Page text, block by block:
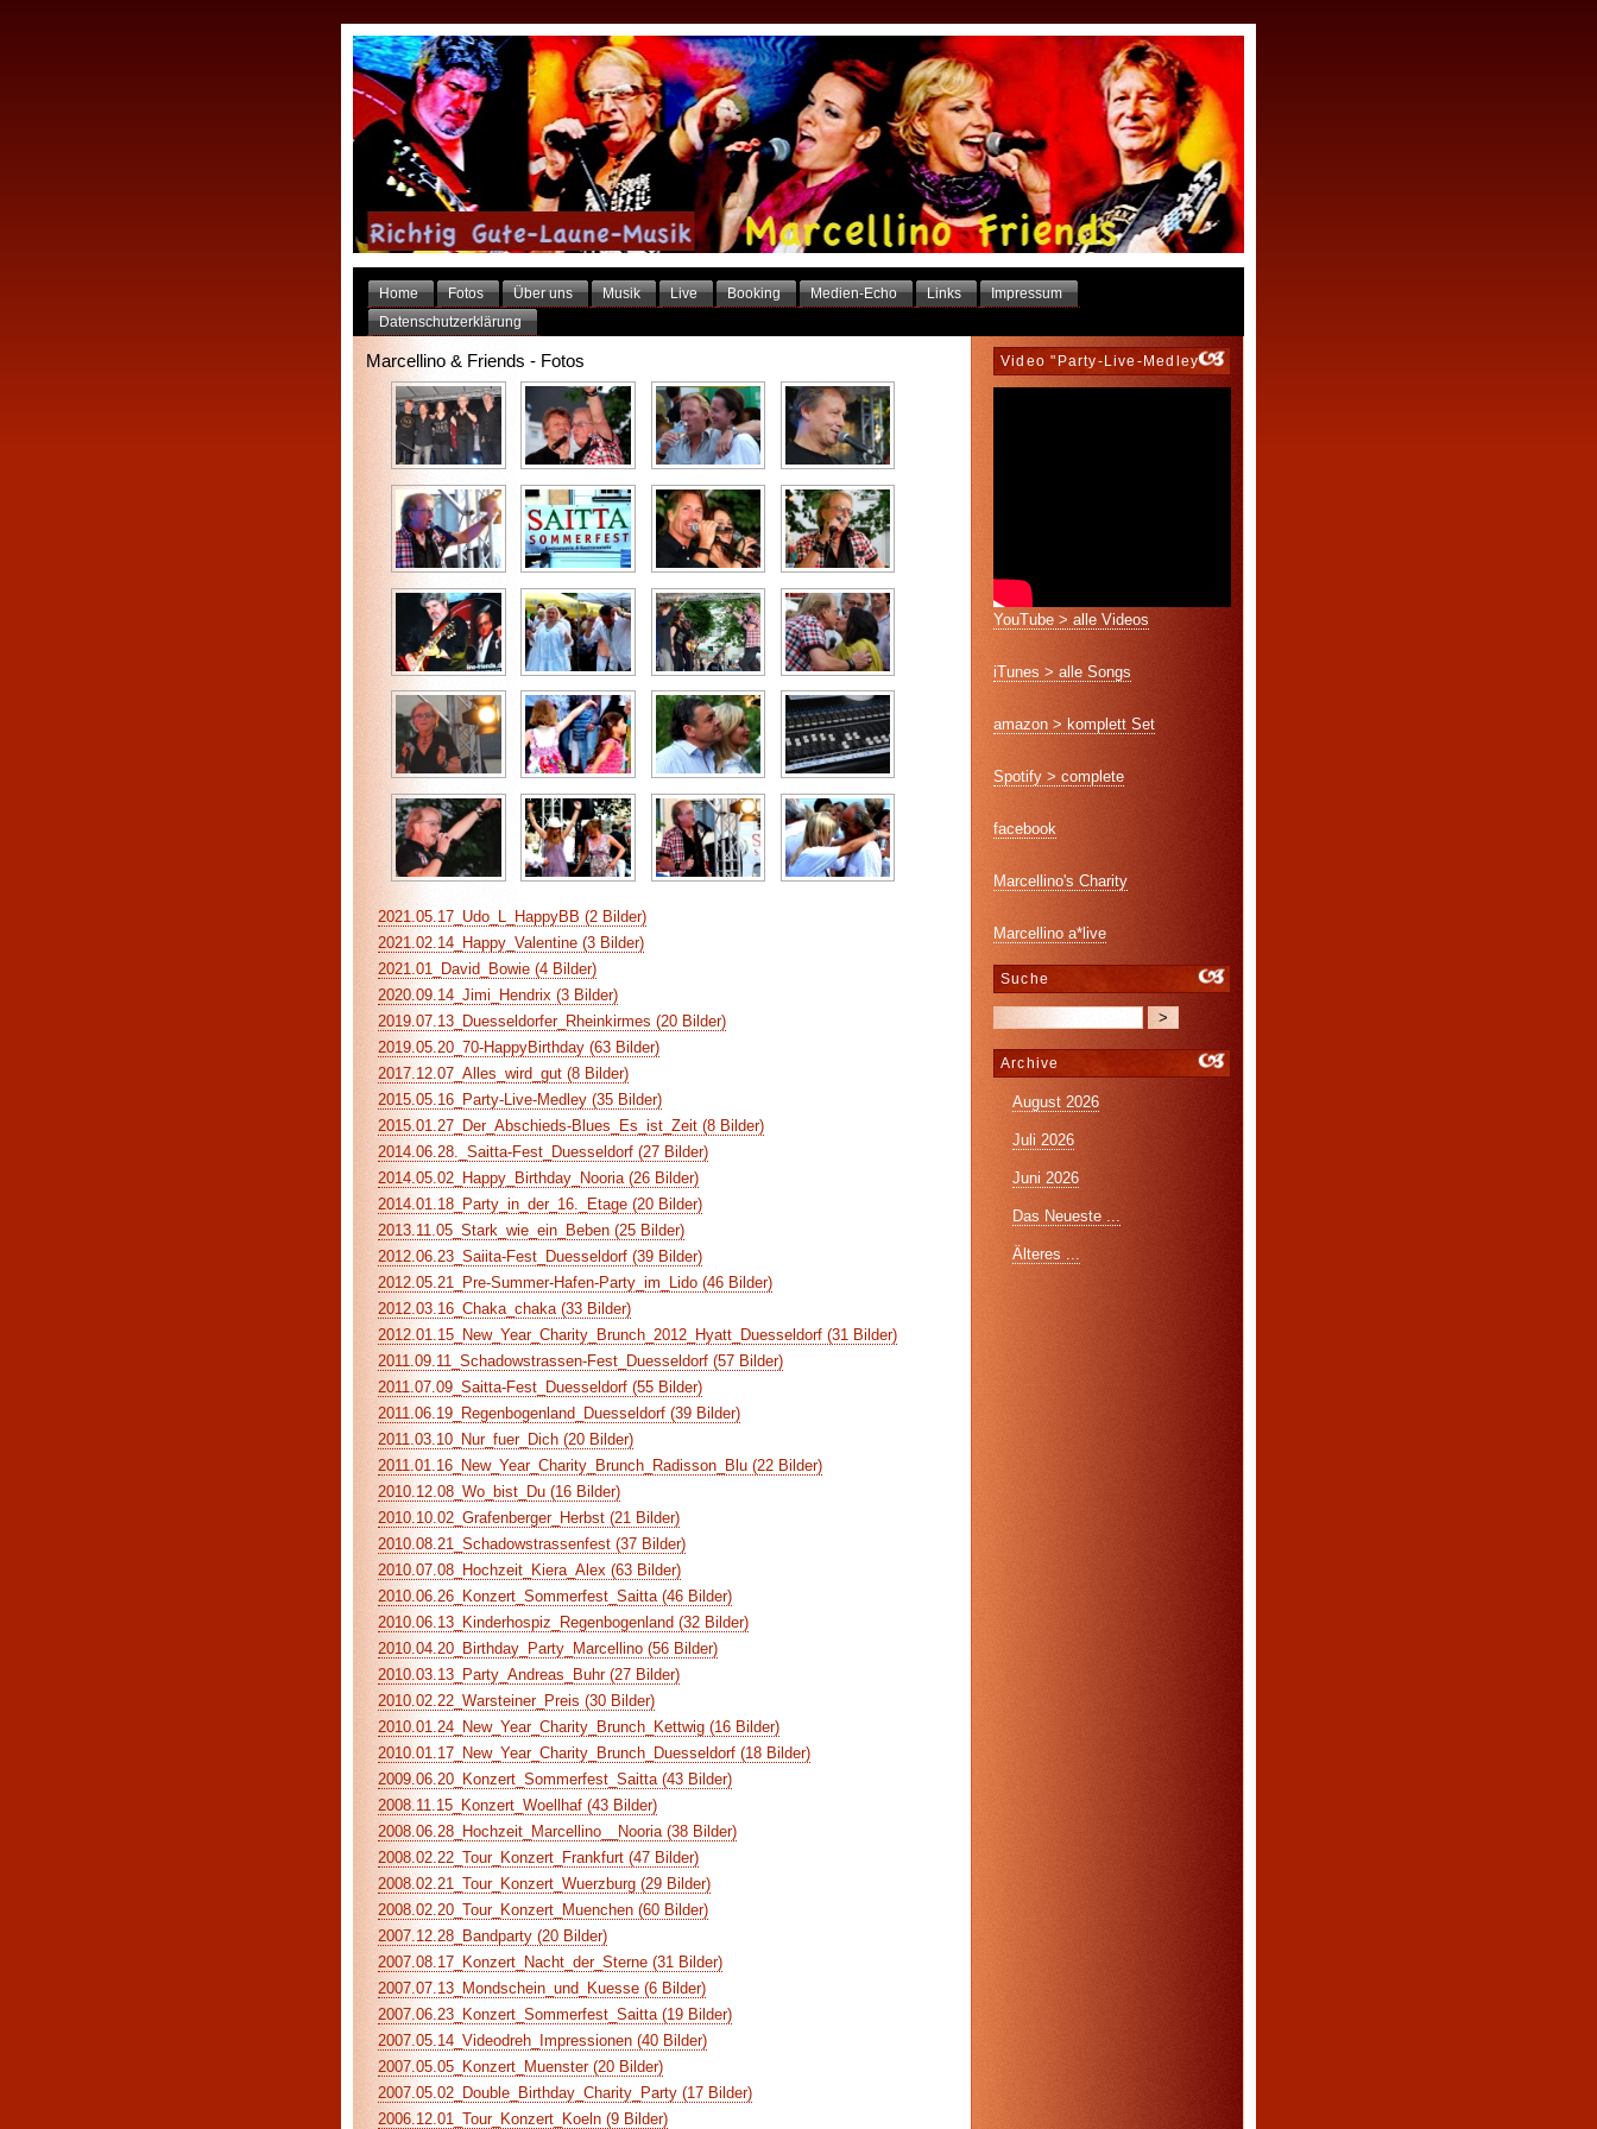
Home Fotos Über uns Musik Live Booking Medien-Echo Links
Impressum
Datenschutzerklärung
Marcellino & Friends - Fotos
2021.05.17_Udo_L_HappyBB (2 Bilder)
2021.02.14_Happy_Valentine (3 Bilder)
2021.01_David_Bowie (4 Bilder)
2020.09.14_Jimi_Hendrix (3 Bilder)
2019.07.13_Duesseldorfer_Rheinkirmes (20 Bilder)
2019.05.20_70-HappyBirthday (63 Bilder)
2017.12.07_Alles_wird_gut (8 Bilder)
2015.05.16_Party-Live-Medley (35 Bilder)
2015.01.27_Der_Abschieds-Blues_Es_ist_Zeit (8 Bilder)
2014.06.28._Saitta-Fest_Duesseldorf (27 Bilder)
2014.05.02_Happy_Birthday_Nooria (26 Bilder)
2014.01.18_Party_in_der_16._Etage (20 Bilder)
2013.11.05_Stark_wie_ein_Beben (25 Bilder)
2012.06.23_Saiita-Fest_Duesseldorf (39 Bilder)
2012.05.21_Pre-Summer-Hafen-Party_im_Lido (46 Bilder)
2012.03.16_Chaka_chaka (33 Bilder)
2012.01.15_New_Year_Charity_Brunch_2012_Hyatt_Duesseldorf (31 Bilder)
2011.09.11_Schadowstrassen-Fest_Duesseldorf (57 Bilder)
2011.07.09_Saitta-Fest_Duesseldorf (55 Bilder)
2011.06.19_Regenbogenland_Duesseldorf (39 Bilder)
2011.03.10_Nur_fuer_Dich (20 Bilder)
2011.01.16_New_Year_Charity_Brunch_Radisson_Blu (22 Bilder)
2010.12.08_Wo_bist_Du (16 Bilder)
2010.10.02_Grafenberger_Herbst (21 Bilder)
2010.08.21_Schadowstrassenfest (37 Bilder)
2010.07.08_Hochzeit_Kiera_Alex (63 Bilder)
2010.06.26_Konzert_Sommerfest_Saitta (46 Bilder)
2010.06.13_Kinderhospiz_Regenbogenland (32 Bilder)
2010.04.20_Birthday_Party_Marcellino (56 Bilder)
2010.03.13_Party_Andreas_Buhr (27 Bilder)
2010.02.22_Warsteiner_Preis (30 Bilder)
2010.01.24_New_Year_Charity_Brunch_Kettwig (16 Bilder)
2010.01.17_New_Year_Charity_Brunch_Duesseldorf (18 Bilder)
2009.06.20_Konzert_Sommerfest_Saitta (43 Bilder)
2008.11.15_Konzert_Woellhaf (43 Bilder)
2008.06.28_Hochzeit_Marcellino__Nooria (38 Bilder)
2008.02.22_Tour_Konzert_Frankfurt (47 Bilder)
2008.02.21_Tour_Konzert_Wuerzburg (29 Bilder)
2008.02.20_Tour_Konzert_Muenchen (60 Bilder)
2007.12.28_Bandparty (20 Bilder)
2007.08.17_Konzert_Nacht_der_Sterne (31 Bilder)
2007.07.13_Mondschein_und_Kuesse (6 Bilder)
2007.06.23_Konzert_Sommerfest_Saitta (19 Bilder)
2007.05.14_Videodreh_Impressionen (40 Bilder)
2007.05.05_Konzert_Muenster (20 Bilder)
2007.05.02_Double_Birthday_Charity_Party (17 Bilder)
2006.12.01_Tour_Konzert_Koeln (9 Bilder)
Video "Party-Live-Medley"
YouTube > alle Videos
iTunes > alle Songs
amazon > komplett Set
Spotify > complete
facebook
Marcellino's Charity
Marcellino a*live
Suche
Archive
August 2026
Juli 2026
Juni 2026
Das Neueste ...
Älteres ...